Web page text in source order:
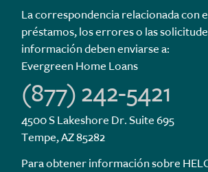
La correspondencia relacionada con
préstamos, los errores o las
información deben enviarse a:
Evergreen Home Loans
(877) 242-5421
4500 S Lakeshore Dr. Suite 695
Tempe, AZ 85282
Para obtener información sobre